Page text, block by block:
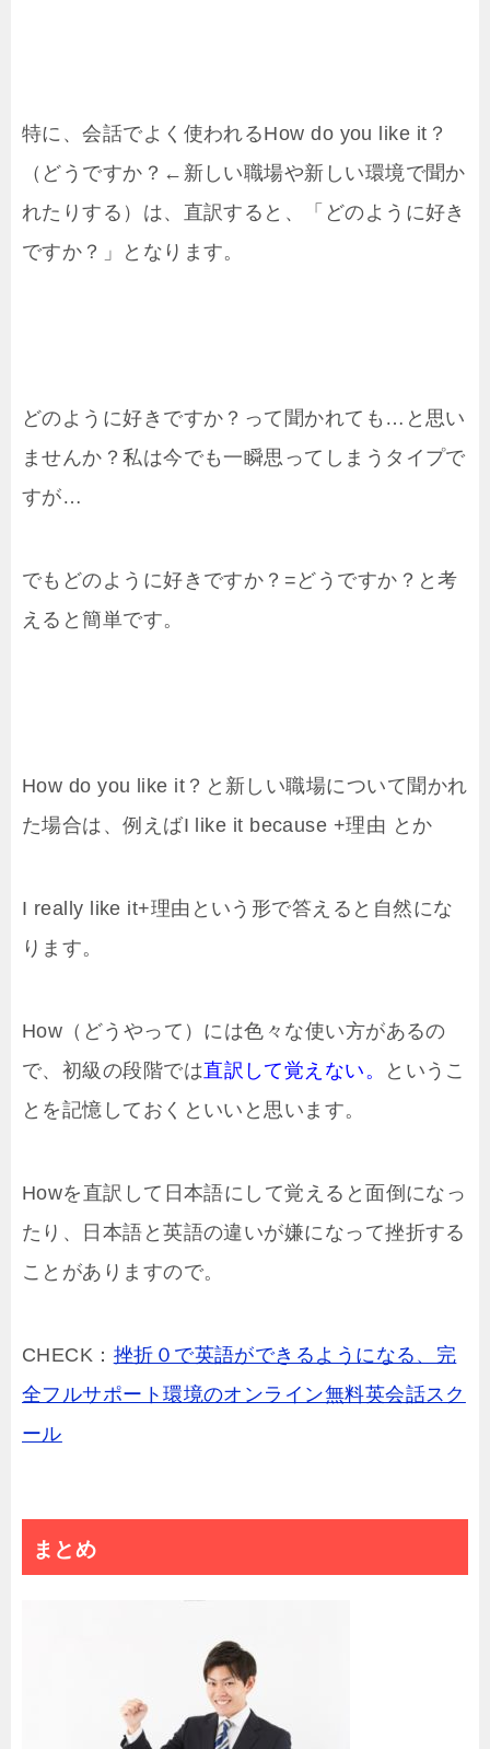
特に、会話でよく使われるHow do you like it？
（どうですか？←新しい職場や新しい環境で聞か
れたりする）は、直訳すると、「どのように好き
ですか？」となります。
どのように好きですか？って聞かれても…と思い
ませんか？私は今でも一瞬思ってしまうタイプで
すが…
でもどのように好きですか？=どうですか？と考
えると簡単です。
How do you like it？と新しい職場について聞かれ
た場合は、例えばI like it because +理由 とか
I really like it+理由という形で答えると自然にな
ります。
How（どうやって）には色々な使い方があるの
で、初級の段階では直訳して覚えない。
というこ
とを記憶しておくといいと思います。
Howを直訳して日本語にして覚えると面倒になっ
たり、日本語と英語の違いが嫌になって挫折する
ことがありますので。
CHECK： 挫折０で英語ができるようになる、完
全フルサポート環境のオンライン無料英会話スク
ール
まとめ